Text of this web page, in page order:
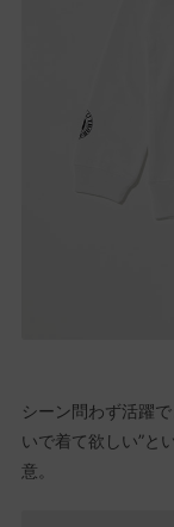
シーン問わず活躍
いで着て欲しい”と
意。